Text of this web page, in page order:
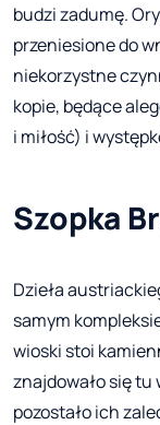
budzi zadumę.
przeniesione do
niekorzystne
kopie, będące
i miłość) i
Szopka
Dzieła
samym
wioski stoi
znajdowało się tu
pozostało ich